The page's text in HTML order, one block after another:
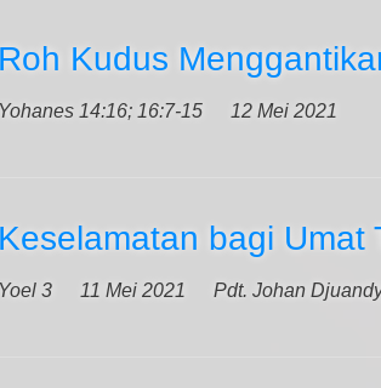
Roh Kudus
Yohanes 14:16; 16:7-15 12 Mei 2021
Keselamatan bagi Umat
Yoel 3 11 Mei 2021 Pdt. Johan